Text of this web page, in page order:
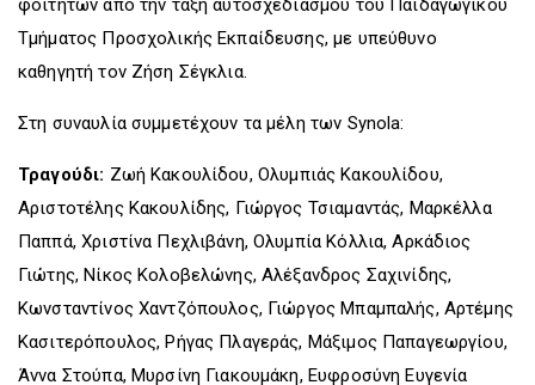
φοιτητών από την τάξη αυτοσχεδιασμού του Παιδαγωγικού
Τμήματος Προσχολικής Εκπαίδευσης, με υπεύθυνο
καθηγητή τον Ζήση Σέγκλια.
Στη συναυλία συμμετέχουν τα μέλη των Synola:
Τραγούδι: Ζωή Κακουλίδου, Ολυμπιάς Κακουλίδου,
Αριστοτέλης Κακουλίδης, Γιώργος Τσιαμαντάς, Μαρκέλλα
Παππά, Χριστίνα Πεχλιβάνη, Ολυμπία Κόλλια, Αρκάδιος
Γιώτης, Νίκος Κολοβελώνης, Αλέξανδρος Σαχινίδης,
Κωνσταντίνος Χαντζόπουλος, Γιώργος Μπαμπαλής, Αρτέμης
Κασιτερόπουλος, Ρήγας Πλαγεράς, Μάξιμος Παπαγεωργίου,
Άννα Στούπα, Μυρσίνη Γιακουμάκη, Ευφροσύνη Ευγενία